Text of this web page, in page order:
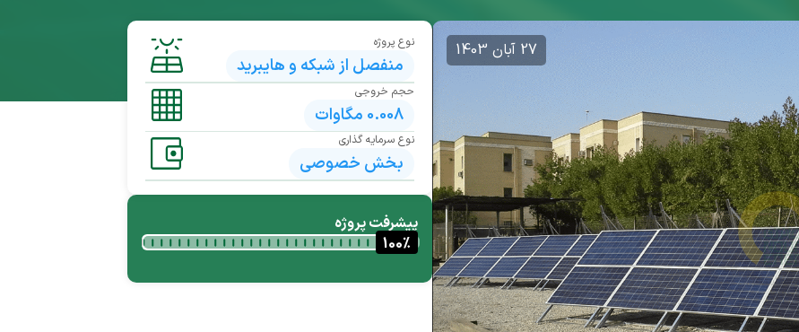
27 آبان 1403 نوع پروژه
منفصل از شبکه و هایبرید
حجم خروجی
0.008 مگاوات
نوع سرمایه گذاری
بخش خصوصی
پیشرفت پروژه
100%